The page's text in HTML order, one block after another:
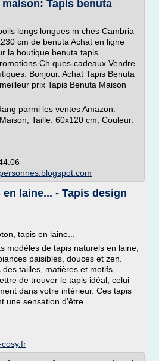
Tapis benuta
longs longues m ches Cambria
cm de benuta Achat en ligne
la boutique benuta tapis.
Ch ques-cadeaux Vendre
Bonjour. Achat Tapis Benuta
prix Tapis Benuta Maison
parmi les ventes Amazon.
Taille: 60x120 cm; Couleur:
laine... - Tapis design
tapis en laine...
modèles de tapis naturels en laine,
paisibles, douces et zen.
tailles, matières et motifs
de trouver le tapis idéal, celui
dans votre intérieur. Ces tapis
une sensation d'être...